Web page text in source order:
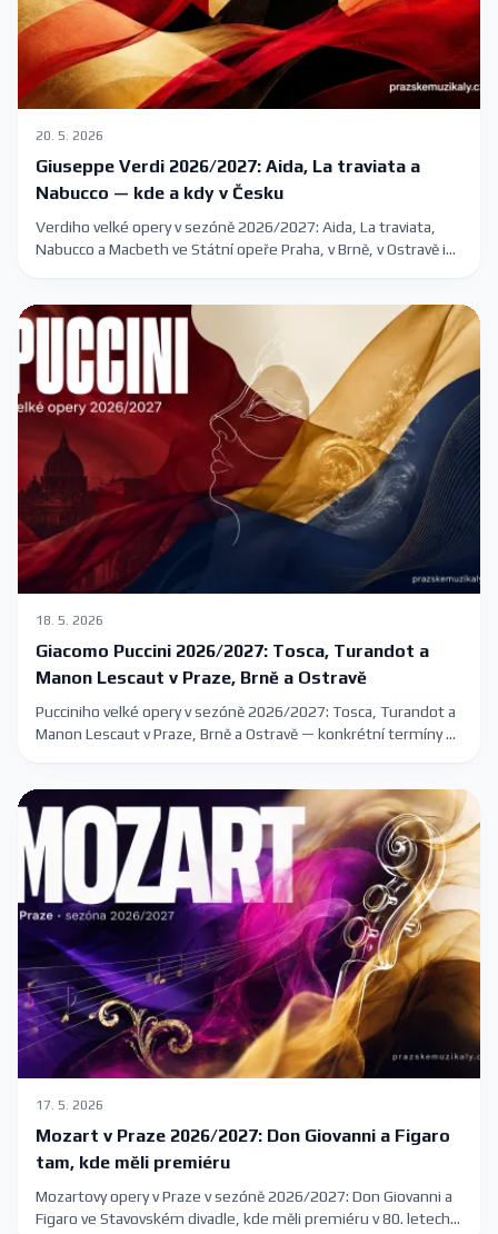
20. 5. 2026
Giuseppe Verdi 2026/2027: Aida, La traviata a
Nabucco — kde a kdy v Česku
Verdiho velké opery v sezóně 2026/2027: Aida, La traviata,
Nabucco a Macbeth ve Státní opeře Praha, v Brně, v Ostravě i
18. 5. 2026
Giacomo Puccini 2026/2027: Tosca, Turandot a
Manon Lescaut v Praze, Brně a Ostravě
Pucciniho velké opery v sezóně 2026/2027: Tosca, Turandot a
Manon Lescaut v Praze, Brně a Ostravě — konkrétní termíny a
17. 5. 2026
Mozart v Praze 2026/2027: Don Giovanni a Figaro
tam, kde měli premiéru
Mozartovy opery v Praze v sezóně 2026/2027: Don Giovanni a
Figaro ve Stavovském divadle, kde měli premiéru v 80. letech